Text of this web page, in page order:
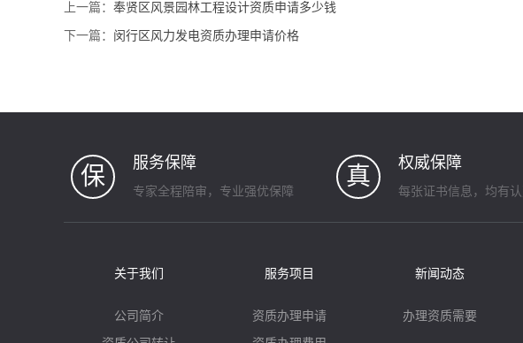
上一篇： 奉贤区风景园林工程设计资质申请多少钱
下一篇： 闵行区风力发电资质办理申请价格
保 服务保障
专家全程陪审，专业强优保障
真 权威保障
每张证书信息，均有
关于我们
公司简介
服务项目
资质办理申请
新闻动态
办理资质需要